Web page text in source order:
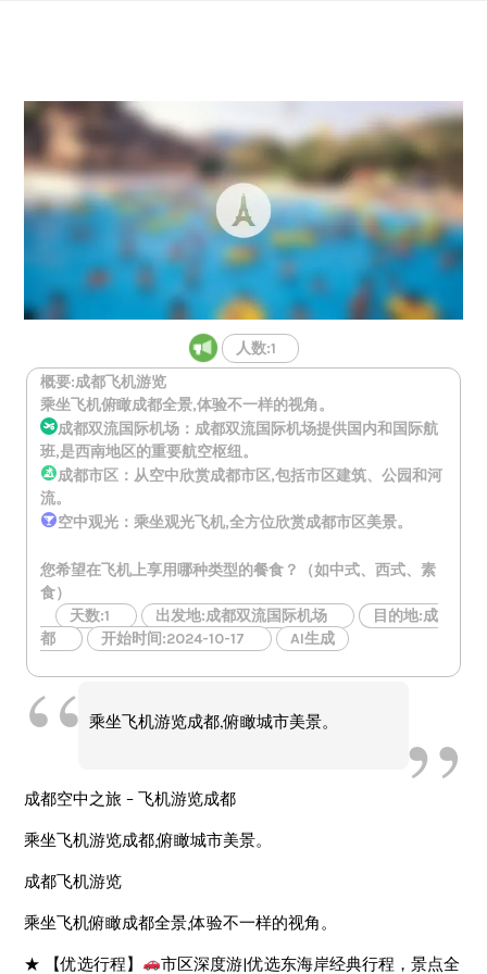
人数:1
概要:成都飞机游览
乘坐飞机俯瞰成都全景,体验不一样的视角。
成都双流国际机场：成都双流国际机场提供国内和国际航
班,是西南地区的重要航空枢纽。
成都市区：从空中欣赏成都市区,包括市区建筑、公园和河
流。
空中观光：乘坐观光飞机,全方位欣赏成都市区美景。
您希望在飞机上享用哪种类型的餐食？（如中式、西式、素
食）
天数:1
出发地:成都双流国际机场
目的地:成
都
开始时间:2024-10-17 AI生成
乘坐飞机游览成都,俯瞰城市美景。
成都空中之旅 – 飞机游览成都
乘坐飞机游览成都,俯瞰城市美景。
成都飞机游览
乘坐飞机俯瞰成都全景,体验不一样的视角。
★ 【优选行程】 市区深度游|优选东海岸经典行程，景点全